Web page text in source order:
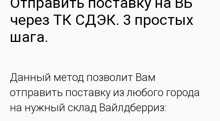
через ТК СДЭК. 3 простых
шага.
Данный метод позволит Вам
отправить поставку из любого города
на нужный склад Вайлдберриз: